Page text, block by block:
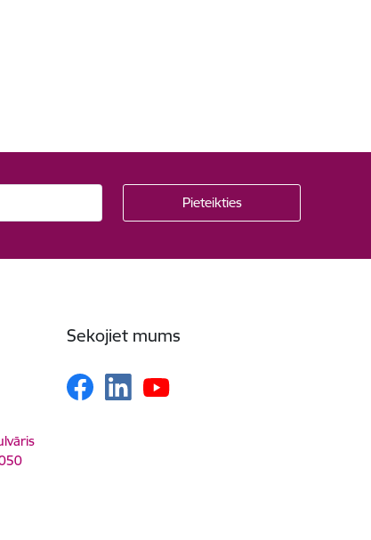
Sekojiet mums